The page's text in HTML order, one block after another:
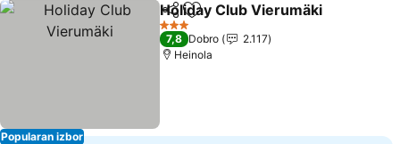
Popularan izbor
Deli Dodati u favorite
Holiday Club Vierumäki
3 Zvezdice
7,8 Dobro
2.117
Heinola